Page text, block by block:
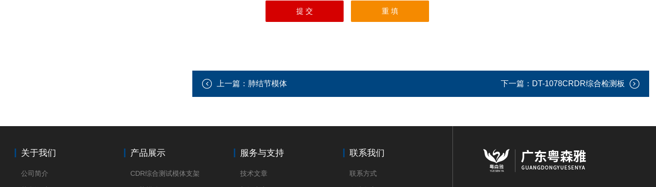
上一篇： 肺结节模体 下一篇： DT-1078CRDR综合检测板
关于我们
公司简介
产品展示
CDR综合测试模体支架
服务与支持
技术文章
联系我们
联系方式